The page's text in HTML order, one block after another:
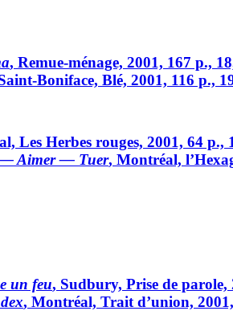
, Remue-ménage, 2001, 167 p.,
Boniface, Blé, 2001, 116 p.,
Les Herbes rouges, 2001, 64 p.,
Aimer — Tuer, Montréal,
un feu, Sudbury, Prise de parole,
, Montréal, Trait d’union,